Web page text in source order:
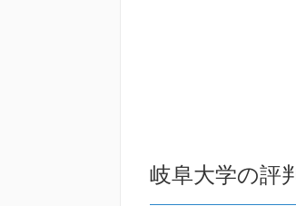
岐阜大学の評